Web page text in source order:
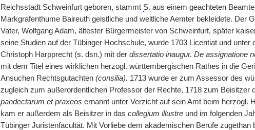
Reichsstadt Schweinfurt geboren, stammt S. aus einem geachteten
Markgrafenthume Baireuth geistliche und weltliche Aemter bekleidete. Der
Vater, Wolfgang Adam, ältester Bürgermeister von Schweinfurt, später
seine Studien auf der Tübinger Hochschule, wurde 1703 Licentiat und
Christoph Harpprecht (s. dsn.) mit der dissertatio inaugur. De assignatione
mit dem Titel eines wirklichen herzogl. württembergischen Rathes in die
Ansuchen Rechtsgutachten (consilia). 1713 wurde er zum Assessor des
zugleich zum außerordentlichen Professor der Rechte, 1718 zum Beisitzer
pandectarum et praxeos ernannt unter Verzicht auf sein Amt beim herzogl.
kam er außerdem als Beisitzer in das collegium illustreund im folgenden
Tübinger Juristenfacultät. Mit Vorliebe dem akademischen Berufe